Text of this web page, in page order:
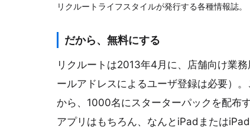
リクルートライフスタイルが発行する各種情報誌。
だから、無料にする
リクルートは2013年4月に、店舗向け業
ールアドレスによるユーザ登録は必要）
から、1000名にスターターパックを配布
アプリはもちろん、なんとiPadまたは